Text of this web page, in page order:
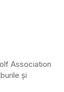
Association
și